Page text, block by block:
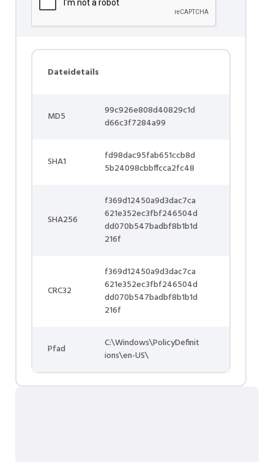
Dateidetails
MD5
99c926e808d40829c1d
d66c3f7284a99
SHA1
fd98dac95fab651ccb8d
5b24098cbbffcca2fc48
SHA256
f369d12450a9d3dac7ca
621e352ec3fbf246504d
dd070b547badbf8b1b1d
216f
CRC32
f369d12450a9d3dac7ca
621e352ec3fbf246504d
dd070b547badbf8b1b1d
216f
Pfad
C:\Windows\PolicyDefinit
ions\en-US\